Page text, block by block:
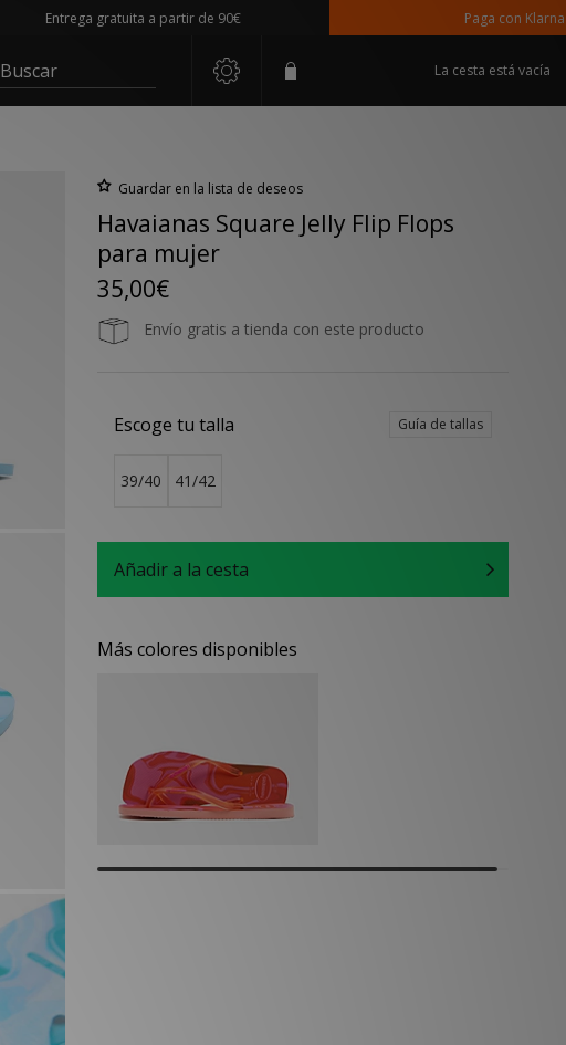
Entrega gratuita a partir de 90€ Paga con Klarna
Buscar La cesta está vacía
Guardar en la lista de deseos
Havaianas Square Jelly Flip Flops
para mujer
35,00€
Envío gratis a tienda con este producto
Escoge tu talla Guía de tallas
39/40 41/42
Añadir a la cesta
Más colores disponibles